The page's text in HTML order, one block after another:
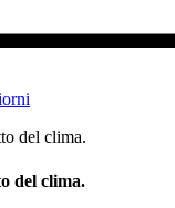
del clima.